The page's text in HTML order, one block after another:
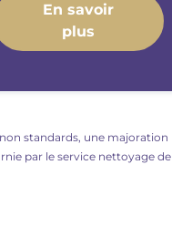
En savoir
plus
standards, une majoration
par le service nettoyage de